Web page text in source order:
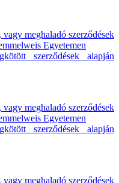
meghaladó szerződések
Egyetemen
szerződések alapján
meghaladó szerződések
Egyetemen
szerződések alapján
meghaladó szerződések